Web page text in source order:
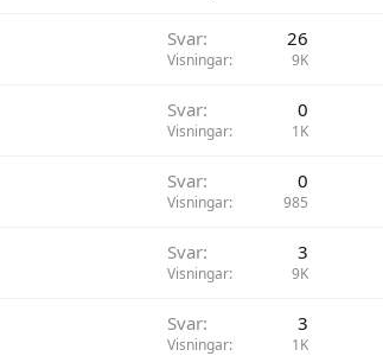
Svar 26
Visningar 9K
Svar 0
Visningar 1K
Svar 0
Visningar 985
Svar 3
Visningar 9K
Svar 3
Visningar 1K